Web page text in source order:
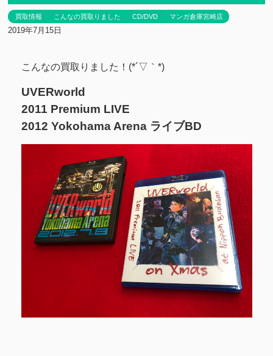
買取情報 こんなの買取りました CD/DVD マンガ倉庫宮崎店
2019年7月15日
こんなの買取りました！(*´▽｀*)
UVERworld
2011 Premium LIVE
2012 Yokohama Arena ライブBD